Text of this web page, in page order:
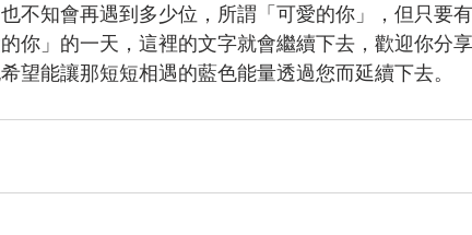
不知會再遇到多少位，所謂「可愛的你」，但只要
你」的一天，這裡的文字就會繼續下去，歡迎你分
望能讓那短短相遇的藍色能量透過您而延續下去。